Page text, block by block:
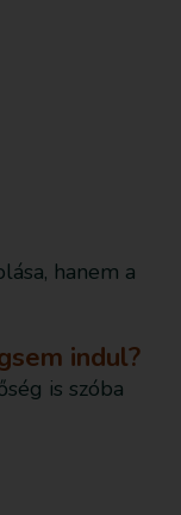
hanem a
indul?
is szóba